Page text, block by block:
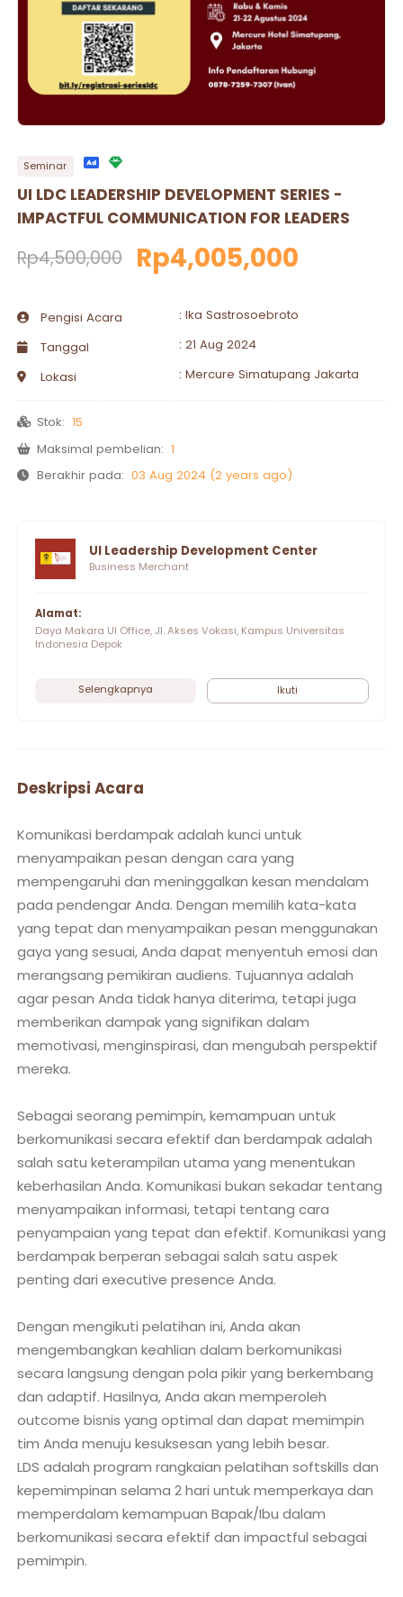
Seminar
UI LDC LEADERSHIP DEVELOPMENT SERIES -
IMPACTFUL COMMUNICATION FOR LEADERS
Rp4,500,000 Rp4,005,000
Pengisi Acara : Ika Sastrosoebroto
Tanggal
: 21 Aug 2024
Lokasi
: Mercure Simatupang Jakarta
Stok: 15
Maksimal pembelian: 1
Berakhir pada: 03 Aug 2024 (2 years ago)
UI Leadership Development Center
Business Merchant
Alamat:
Daya Makara UI Office, Jl. Akses Vokasi, Kampus Universitas
Indonesia Depok
Selengkapnya Ikuti
Deskripsi Acara
Komunikasi berdampak adalah kunci untuk
menyampaikan pesan dengan cara yang
mempengaruhi dan meninggalkan kesan mendalam
pada pendengar Anda. Dengan memilih kata-kata
yang tepat dan menyampaikan pesan menggunakan
gaya yang sesuai, Anda dapat menyentuh emosi dan
merangsang pemikiran audiens. Tujuannya adalah
agar pesan Anda tidak hanya diterima, tetapi juga
memberikan dampak yang signifikan dalam
memotivasi, menginspirasi, dan mengubah perspektif
mereka.
Sebagai seorang pemimpin, kemampuan untuk
berkomunikasi secara efektif dan berdampak adalah
salah satu keterampilan utama yang menentukan
keberhasilan Anda. Komunikasi bukan sekadar tentang
menyampaikan informasi, tetapi tentang cara
penyampaian yang tepat dan efektif. Komunikasi yang
berdampak berperan sebagai salah satu aspek
penting dari executive presence Anda.
Dengan mengikuti pelatihan ini, Anda akan
mengembangkan keahlian dalam berkomunikasi
secara langsung dengan pola pikir yang berkembang
dan adaptif. Hasilnya, Anda akan memperoleh
outcome bisnis yang optimal dan dapat memimpin
tim Anda menuju kesuksesan yang lebih besar.
LDS adalah program rangkaian pelatihan softskills dan
kepemimpinan selama 2 hari untuk memperkaya dan
memperdalam kemampuan Bapak/Ibu dalam
berkomunikasi secara efektif dan impactful sebagai